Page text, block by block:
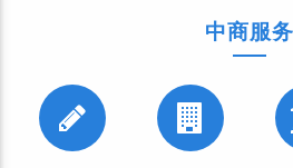
中商服务